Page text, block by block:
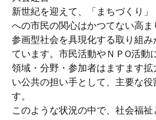
新世紀を迎えて、「まちづくり
への市民の関心はかつてない高
参画型社会を具現化する取り組
ています。市民活動やＮＰО活動
領域・分野・参加者はますます
い公共の担い手として、主要な役
す。
このような状況の中で、社会福